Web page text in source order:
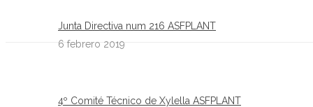
Junta Directiva num 216 ASFPLANT
6 febrero 2019
4º Comité Técnico de Xylella ASFPLANT